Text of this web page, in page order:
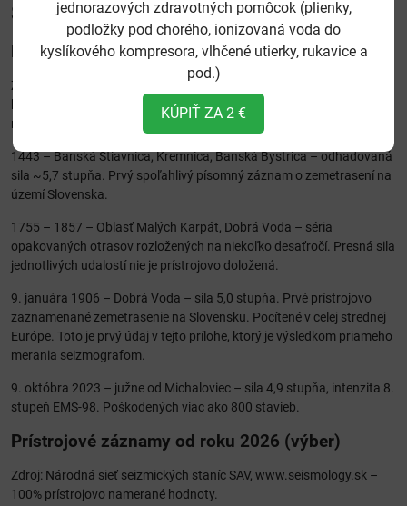
Slovensku
Historické záznamy (pred rokom 1987)
Zdroj: Makroseizmický katalóg SAV (Labák & Brouček, 1996),
historické písomné pramene. Hodnoty sily sú pri udalostiach pred
rokom 1906 odborné odhady, nie priame merania prístrojmi.
1443 – Banská Štiavnica, Kremnica, Banská Bystrica – odhadovaná
sila ~5,7 stupňa. Prvý spoľahlivý písomný záznam o zemetrasení na
území Slovenska.
1755 – 1857 – Oblasť Malých Karpát, Dobrá Voda – séria
opakovaných otrasov rozložených na niekoľko desaťročí. Presná sila
jednotlivých udalostí nie je prístrojovo doložená.
9. januára 1906 – Dobrá Voda – sila 5,0 stupňa. Prvé prístrojovo
zaznamenané zemetrasenie na Slovensku. Pocítené v celej strednej
Európe. Toto je prvý údaj v tejto prílohe, ktorý je výsledkom priameho
merania seizmografom.
9. októbra 2023 – južne od Michaloviec – sila 4,9 stupňa, intenzita 8.
stupeň EMS-98. Poškodených viac ako 800 stavieb.
Prístrojové záznamy od roku 2026 (výber)
Zdroj: Národná sieť seizmických staníc SAV, www.seismology.sk –
100% prístrojovo namerané hodnoty.
jednorazových zdravotných pomôcok (plienky,
podložky pod chorého, ionizovaná voda do
kyslíkového kompresora, vlhčené utierky, rukavice a
pod.)
KÚPIŤ ZA 2 €